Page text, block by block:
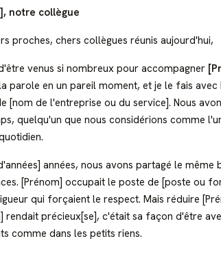
notre collègue
proches, chers collègues réunis aujourd'hui,
venus si nombreux pour accompagner
parole en un pareil moment, et je le fais
[nom de l'entreprise ou du service]. Nous
quelqu'un que nous considérions comme
années, nous avons partagé le même
[Prénom] occupait le poste de [poste ou
qui forçaient le respect. Mais réduire
rendait précieux[se], c'était sa façon d'être
comme dans les petits riens.